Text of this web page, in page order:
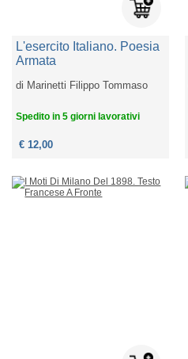
L'esercito Italiano. Poesia
Armata
di Marinetti Filippo Tommaso
Spedito in 5 giorni lavorativi
€ 12,00